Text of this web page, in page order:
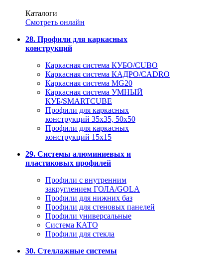
Каталоги
Смотреть онлайн
28. Профили для каркасных
конструкций
Каркасная система КУБО/CUBO
Каркасная система КАДРО/CADRO
Каркасная система MG20
Каркасная система УМНЫЙ
КУБ/SMARTCUBE
Профили для каркасных
конструкций 35x35, 50x50
Профили для каркасных
конструкций 15х15
29. Системы алюминиевых и
пластиковых профилей
Профили с внутренним
закруглением ГОЛА/GOLA
Профили для нижних баз
Профили для стеновых панелей
Профили универсальные
Система КАТО
Профили для стекла
30. Стеллажные системы